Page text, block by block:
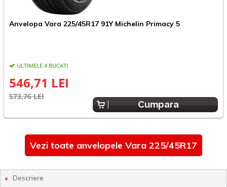
Anvelopa Vara 225/45R17 91Y Michelin Primacy 5
ULTIMELE 4 BUCATI
546,71 LEI
573,76 LEI
Cumpara
Vezi toate anvelopele Vara 225/45R17
Descriere